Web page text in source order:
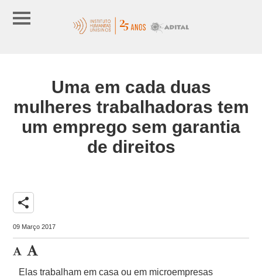
Uma em cada duas
mulheres trabalhadoras tem
um emprego sem garantia
de direitos
share
09 Março 2017
Elas trabalham em casa ou em microempresas